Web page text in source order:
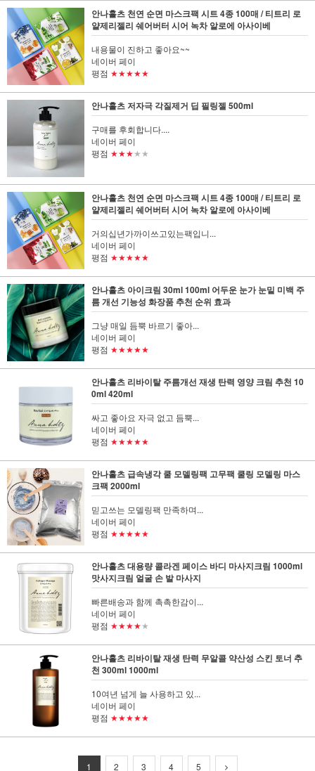
안나홀츠 천연 순면 마스크팩 시트 4종 100매 / 티트리 로
얄제리젤리 쉐어버터 시어 녹차 알로에 아사이베
내용물이 진하고 좋아요~~
네이버 페이
평점 ★★★★★
안나홀츠 저자극 각질제거 딥 필링젤 500ml
구매를 후회합니다....
네이버 페이
평점 ★★★★★
안나홀츠 천연 순면 마스크팩 시트 4종 100매 / 티트리 로
얄제리젤리 쉐어버터 시어 녹차 알로에 아사이베
거의십년가까이쓰고있는팩입니...
네이버 페이
평점 ★★★★★
안나홀츠 아이크림 30ml 100ml 어두운 눈가 눈밑 미백 주
름 개선 기능성 화장품 추천 순위 효과
그냥 매일 듬뿍 바르기 좋아...
네이버 페이
평점 ★★★★★
안나홀츠 리바이탈 주름개선 재생 탄력 영양 크림 추천 10
0ml 420ml
싸고 좋아요 자극 없고 듬뿍...
네이버 페이
평점 ★★★★★
안나홀츠 급속냉각 쿨 모델링팩 고무팩 쿨링 모델링 마스
크팩 2000ml
믿고쓰는 모델링팩 만족하며...
네이버 페이
평점 ★★★★★
안나홀츠 대용량 콜라겐 페이스 바디 마사지크림 1000ml
맛사지크림 얼굴 손 발 마사지
빠른배송과 함께 촉촉한감이...
네이버 페이
평점 ★★★★★
안나홀츠 리바이탈 재생 탄력 무알콜 약산성 스킨 토너 추
천 300ml 1000ml
10여년 넘게 늘 사용하고 있...
네이버 페이
평점 ★★★★★
1 2 3 4 5